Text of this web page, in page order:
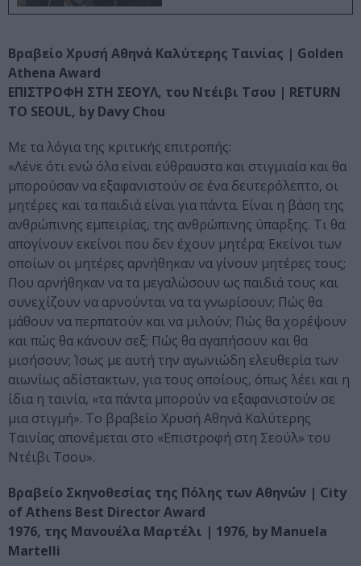
Βραβείο Χρυσή Αθηνά Καλύτερης Ταινίας | Golden
Athena Award
ΕΠΙΣΤΡΟΦΗ ΣΤΗ ΣΕΟΥΛ, του Ντέιβι Τσου | RETURN
TO SEOUL, by Davy Chou
Με τα λόγια της κριτικής επιτροπής:
«Λένε ότι ενώ όλα είναι εύθραυστα και στιγμιαία και θα
μπορούσαν να εξαφανιστούν σε ένα δευτερόλεπτο, οι
μητέρες και τα παιδιά είναι για πάντα. Είναι η βάση της
ανθρώπινης εμπειρίας, της ανθρώπινης ύπαρξης. Τι θα
απογίνουν εκείνοι που δεν έχουν μητέρα; Εκείνοι των
οποίων οι μητέρες αρνήθηκαν να γίνουν μητέρες τους;
Που αρνήθηκαν να τα μεγαλώσουν ως παιδιά τους και
συνεχίζουν να αρνούνται να τα γνωρίσουν; Πώς θα
μάθουν να περπατούν και να μιλούν; Πώς θα χορέψουν
και πώς θα κάνουν σεξ; Πώς θα αγαπήσουν και θα
μισήσουν; Ίσως με αυτή την αγωνιώδη ελευθερία των
αιωνίως αδίστακτων, για τους οποίους, όπως λέει και η
ίδια η ταινία, «τα πάντα μπορούν να εξαφανιστούν σε
μια στιγμή». Το βραβείο Χρυσή Αθηνά Καλύτερης
Ταινίας απονέμεται στο «Επιστροφή στη Σεούλ» του
Ντέιβι Τσου».
Βραβείο Σκηνοθεσίας της Πόλης των Αθηνών | City
of Athens Best Director Award
1976, της Μανουέλα Μαρτέλι | 1976, by Manuela
Martelli